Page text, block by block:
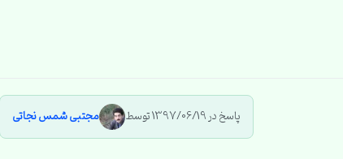
پاسخ در 1397/06/19 توسط مجتبی شمس نجاتی